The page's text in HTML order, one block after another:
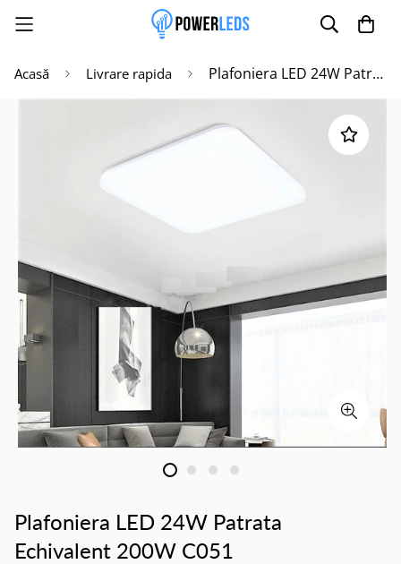
Acasă Livrare rapida Plafoniera LED 24W Patrata Echivalent 200W C051
Plafoniera LED 24W Patrata
Echivalent 200W C051
Activează notificările